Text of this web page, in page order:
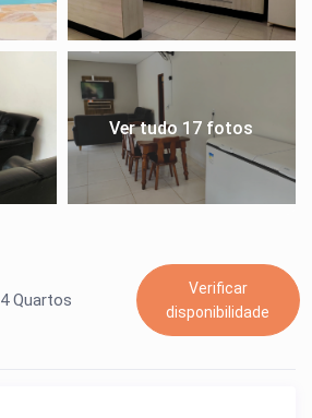
Ver tudo 17 fotos
4 Quartos
Verificar
disponibilidade